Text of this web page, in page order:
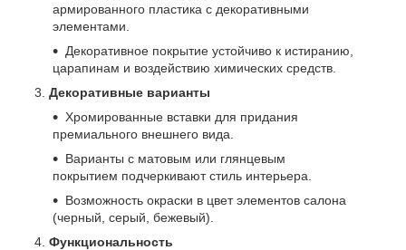
армированного пластика с декоративными
элементами.
Декоративное покрытие устойчиво к истиранию,
царапинам и воздействию химических средств.
Декоративные варианты
Хромированные вставки для придания
премиального внешнего вида.
Варианты с матовым или глянцевым
покрытием подчеркивают стиль интерьера.
Возможность окраски в цвет элементов салона
(черный, серый, бежевый).
Функциональность